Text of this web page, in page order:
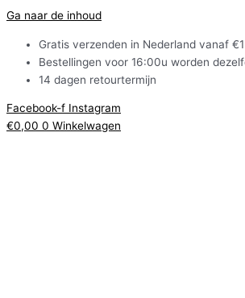
Ga naar de inhoud
Gratis verzenden in Nederland vanaf
Bestellingen voor 16:00u worden
14 dagen retourtermijn
Facebook-f Instagram
€0,00 0 Winkelwagen